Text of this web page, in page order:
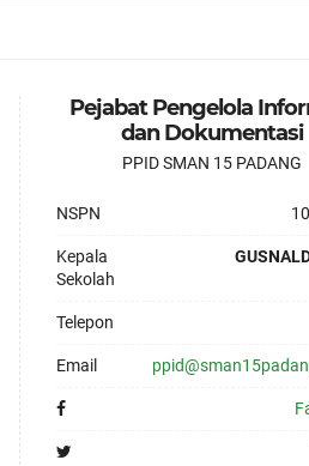
Pejabat Pengelola
dan Dokumentasi
PPID SMAN 15 PADANG
NSPN
Kepala
Sekolah
Telepon
Email